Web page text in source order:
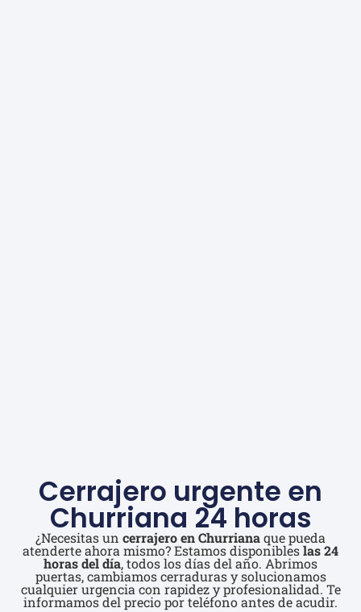
Cerrajero urgente en
Churriana 24 horas
¿Necesitas un cerrajero en Churrianaque pueda
atenderte ahora mismo? Estamos disponibleslas 24
horas del día, todos los días del año. Abrimos
puertas, cambiamos cerraduras y solucionamos
cualquier urgencia con rapidez y profesionalidad. Te
informamos del precio por teléfono antes de acudir.